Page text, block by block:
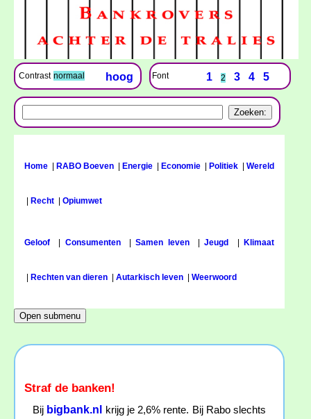
Contrast normaal hoog Font 1 2 3 4 5
Home RABO Boeven Energie Economie Politiek Wereld
Recht Opiumwet
Geloof Consumenten|Samen leven|Jeugd Klimaat
Rechten van dieren Autarkisch leven Weerwoord
Straf de banken!
Bij bigbank.nl
krijg je 2,6% rente. Bij Rabo slechts